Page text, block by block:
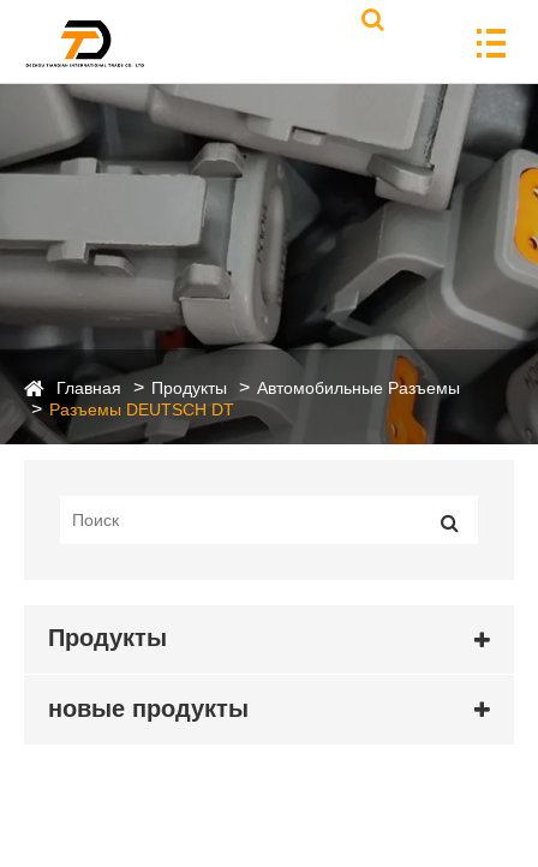
Главная Продукты
Автомобильные Разъемы
Разъемы DEUTSCH DT
Продукты
новые продукты